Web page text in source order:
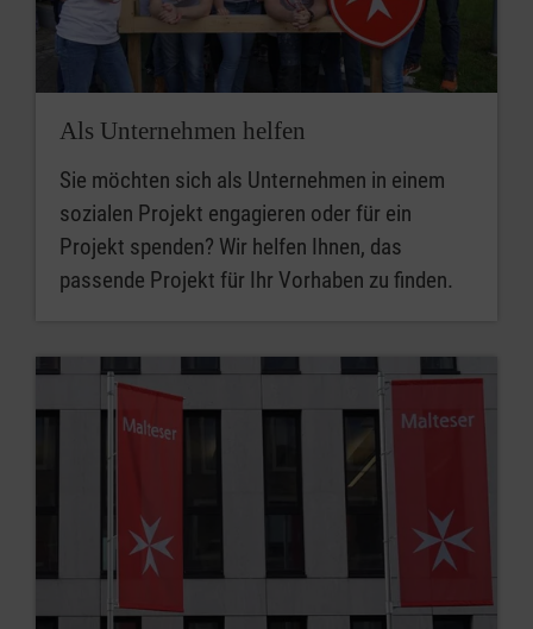
Als Unternehmen helfen
Sie möchten sich als Unternehmen in einem
sozialen Projekt engagieren oder für ein
Projekt spenden? Wir helfen Ihnen, das
passende Projekt für Ihr Vorhaben zu finden.